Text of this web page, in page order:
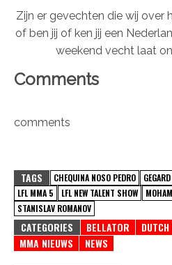
Zijn er gevechten die wij over
of ben jij of ken jij een
weekend vecht laat
Comments
comments
TAGS CHEQUINA NOSO PEDRO
LFL MMA 5
LFL NEW TALENT SHOW
STANISLAV ROMANOV
CATEGORIES BELLATOR DUTCH
MMA NIEUWS
NEWS